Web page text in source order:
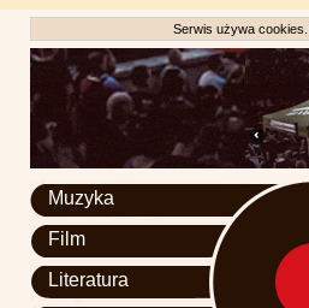
Serwis używa
Muzyka
Film
Literatura